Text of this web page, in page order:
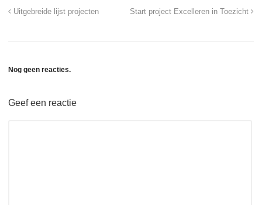
Uitgebreide lijst projecten Start project Excelleren in Toezicht
Nog geen reacties.
Geef een reactie